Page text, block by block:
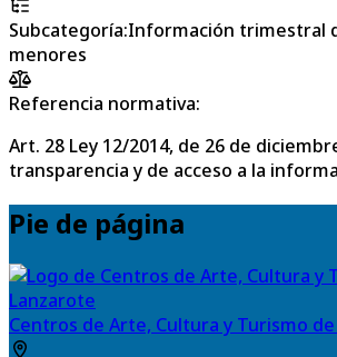
Subcategoría:Información trimestral
menores
Referencia normativa:
Art. 28 Ley 12/2014, de 26 de
transparencia y de acceso a la
Pie de página
Centros de Arte, Cultura y Turismo